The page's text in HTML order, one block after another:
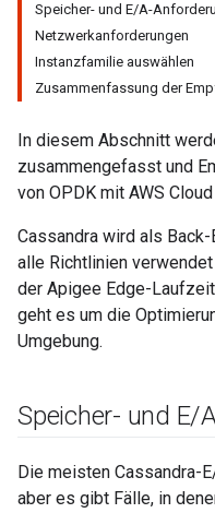
Speicher- und E/A-
Netzwerkanforderungen
Instanzfamilie auswählen
Zusammenfassung der
In diesem Abschnitt
zusammengefasst und
von OPDK mit AWS
Cassandra wird als
alle Richtlinien
der Apigee Edge-
geht es um die
Umgebung.
Speicher- und E/
Die meisten Cassandra-
aber es gibt Fälle, in